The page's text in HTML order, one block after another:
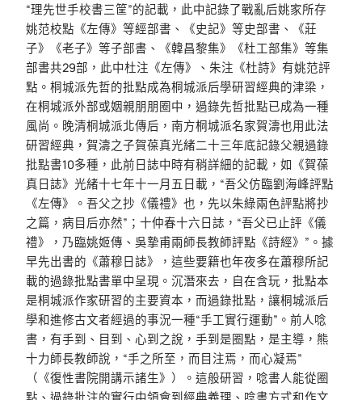
“理先世手校書三筐”的記載，此中記錄了戰亂后姚家所存
姚范校點《左傳》等經部書、《史記》等史部書、《莊
子》《老子》等子部書、《韓昌黎集》《杜工部集》等集
部書共29部，此中杜注《左傳》、朱注《杜詩》有姚范評
點。桐城派先哲的批點成為桐城派后學研習經典的津梁，
在桐城派外部或姻親朋朋圈中，過錄先哲批點已成為一種
風尚。晚清桐城派北傳后，南方桐城派名家賀濤也用此法
研習經典，賀濤之子賀葆真光緒二十三年底記錄父親過錄
批點書10多種，此前日誌中時有稍詳細的記載，如《賀葆
真日誌》光緒十七年十一月五日載，“吾父仿臨劉海峰評點
《左傳》。吾父之抄《儀禮》也，先以朱綠兩色評點將抄
之篇，病目后亦然”；十仲春十六日誌，“吾父已止評《儀
禮》，乃臨姚姬傳、吳摯甫兩師長教師評點《詩經》”。據
早先出書的《蕭穆日誌》，這些要籍也年夜多在蕭穆所記
載的過錄批點書單中呈現。沉潛來去，自在含玩，批點本
是桐城派作家研習的主要資本，而過錄批點，讓桐城派后
學和進修古文者經過的事況一種“手工實行運動”。前人唸
書，有手到、目到、心到之說，手到是圈點，是主導，熊
十力師長教師說，“手之所至，而目注焉，而心凝焉”
（《復性書院開講示諸生》）。這般研習，唸書人能從圈